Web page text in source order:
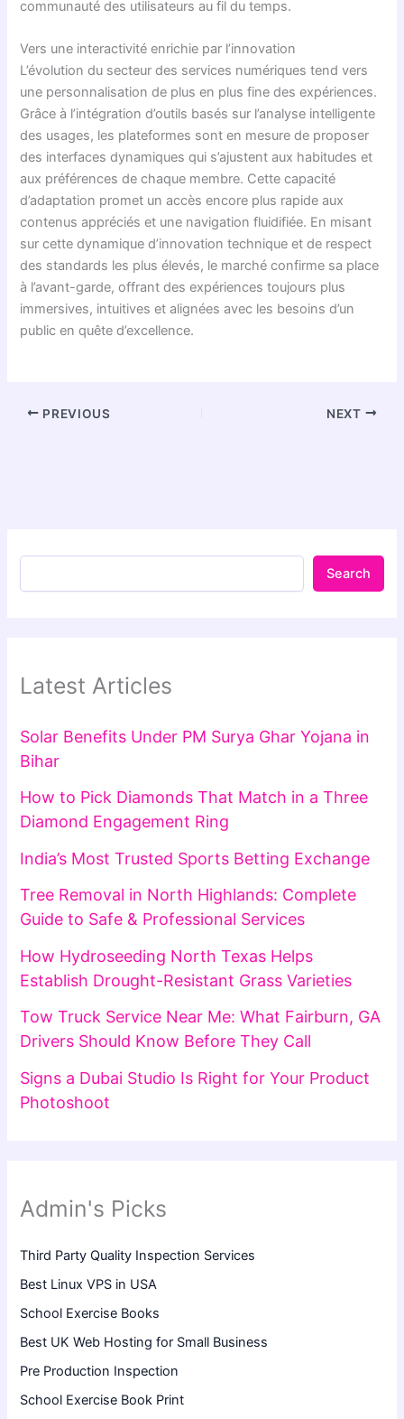
communauté des utilisateurs au fil du temps.
Vers une interactivité enrichie par l’innovation
L’évolution du secteur des services numériques tend vers
une personnalisation de plus en plus fine des expériences.
Grâce à l’intégration d’outils basés sur l’analyse intelligente
des usages, les plateformes sont en mesure de proposer
des interfaces dynamiques qui s’ajustent aux habitudes et
aux préférences de chaque membre. Cette capacité
d’adaptation promet un accès encore plus rapide aux
contenus appréciés et une navigation fluidifiée. En misant
sur cette dynamique d’innovation technique et de respect
des standards les plus élevés, le marché confirme sa place
à l’avant-garde, offrant des expériences toujours plus
immersives, intuitives et alignées avec les besoins d’un
public en quête d’excellence.
PREVIOUS NEXT
Search
Latest Articles
Solar Benefits Under PM Surya Ghar Yojana in
Bihar
How to Pick Diamonds That Match in a Three
Diamond Engagement Ring
India’s Most Trusted Sports Betting Exchange
Tree Removal in North Highlands: Complete
Guide to Safe & Professional Services
How Hydroseeding North Texas Helps
Establish Drought-Resistant Grass Varieties
Tow Truck Service Near Me: What Fairburn, GA
Drivers Should Know Before They Call
Signs a Dubai Studio Is Right for Your Product
Photoshoot
Admin's Picks
Third Party Quality Inspection Services
Best Linux VPS in USA
School Exercise Books
Best UK Web Hosting for Small Business
Pre Production Inspection
School Exercise Book Print